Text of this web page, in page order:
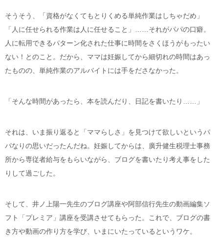
そうそう、「資格がなくてもとりくめる単純作業はしちゃだめ」
「人に任せられる作業は人に任せること」……それがパパの口癖。
人に転用できるパターン化された仕事に時間をさくほうがもったい
ない！とのこと。だから、ママは妊娠してから細切れの時間はあっ
たものの、単純作業のアルバイトには手をださなかった。
「そんな時間があったら、本を読んだり、日記を書いたり……」
それは、いま振り返ると「ママらしさ」を見つけて欲しいというパ
パなりの思いだったんだね。妊娠してからは、廣升健生税理士事務
所から専従者給与をもらいながら、ブログを書いたり考え事をした
りして過ごした。
そして、井ノ上陽一先生のブログ講座や阿部信行先生の動画編集ソ
フト「プレミア」講座を受講させてもらった。これで、ブログの書
き方や動画の作り方を学び、いまにいたっているというワケ。